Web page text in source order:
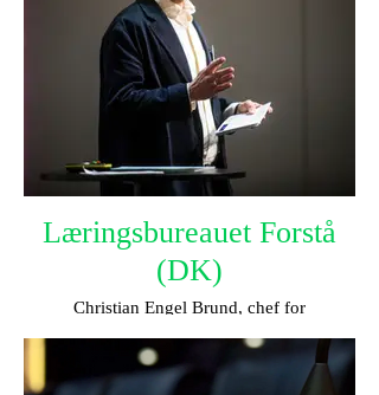
Læringsbureauet Forstå
(DK)
Christian Engel Brund, chef for